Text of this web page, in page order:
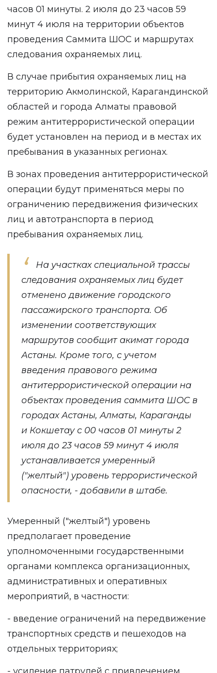
часов 01 минуты. 2 июля до 23 часов 59
минут 4 июля на территории объектов
проведения Саммита ШОС и маршрутах
следования охраняемых лиц.
В случае прибытия охраняемых лиц на
территорию Акмолинской, Карагандинской
областей и города Алматы правовой
режим антитеррористической операции
будет установлен на период и в местах их
пребывания в указанных регионах.
В зонах проведения антитеррористической
операции будут применяться меры по
ограничению передвижения физических
лиц и автотранспорта в период
пребывания охраняемых лиц.
На участках специальной трассы
следования охраняемых лиц будет
отменено движение городского
пассажирского транспорта. Об
изменении соответствующих
маршрутов сообщит акимат города
Астаны. Кроме того, с учетом
введения правового режима
антитеррористической операции на
объектах проведения саммита ШОС в
городах Астаны, Алматы, Караганды
и Кокшетау с 00 часов 01 минуты 2
июля до 23 часов 59 минут 4 июля
устанавливается умеренный
("желтый") уровень террористической
опасности, - добавили в штабе.
Умеренный ("желтый") уровень
предполагает проведение
уполномоченными государственными
органами комплекса организационных,
административных и оперативных
мероприятий, в частности:
- введение ограничений на передвижение
транспортных средств и пешеходов на
отдельных территориях;